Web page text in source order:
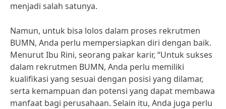
menjadi salah satunya.
Namun, untuk bisa lolos dalam proses rekrutmen
BUMN, Anda perlu mempersiapkan diri dengan baik.
Menurut Ibu Rini, seorang pakar karir, “Untuk sukses
dalam rekrutmen BUMN, Anda perlu memiliki
kualifikasi yang sesuai dengan posisi yang dilamar,
serta kemampuan dan potensi yang dapat membawa
manfaat bagi perusahaan. Selain itu, Anda juga perlu